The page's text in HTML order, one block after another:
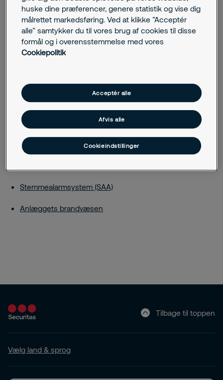
Brandsikring
Brandalarmsystem (BMA)
Brandbeskyttelse, forebyggende
Brandmand
Uddannelse i brandsikkerhed
Stemmealarmsystem (SAA)
Anlæggets brandvæsen
Tilbage til toppen
Vælg land & sprog
huske dine præferencer, genere statistik og vise dig
målrettet markedsføring. Ved at klikke ”Acceptér
alle” samtykker du til vores brug af cookies til disse
formål og i overensstemmelse med vores
Cookiepolitik
Cookieindstillinger
Afvis alle
Acceptér alle